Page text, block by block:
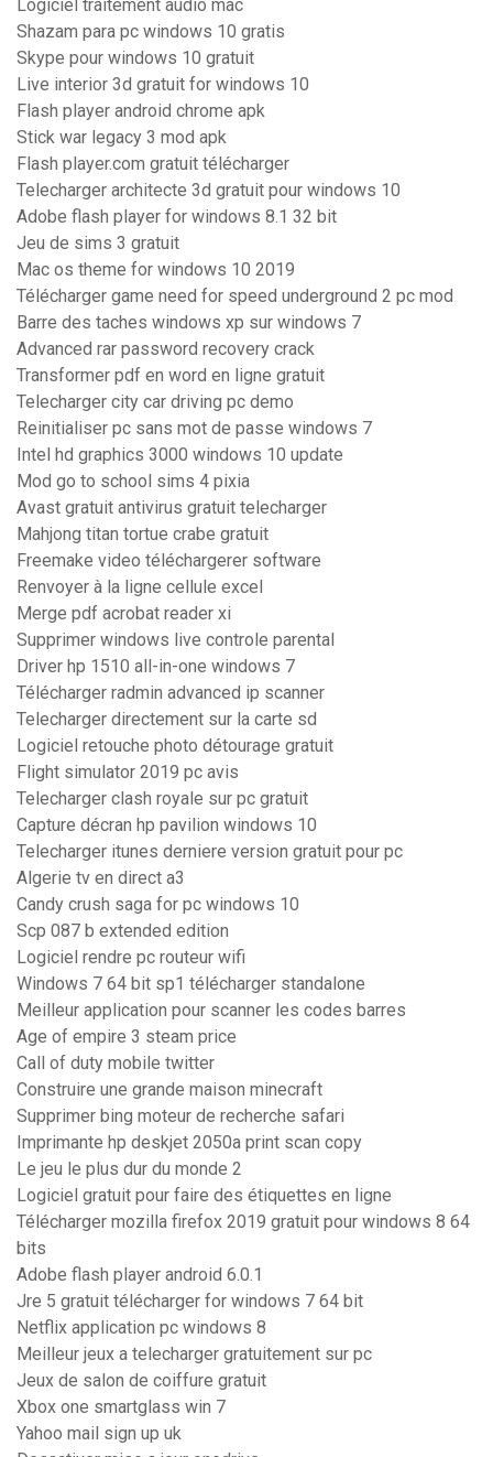
Logiciel traitement audio mac
Shazam para pc windows 10 gratis
Skype pour windows 10 gratuit
Live interior 3d gratuit for windows 10
Flash player android chrome apk
Stick war legacy 3 mod apk
Flash player.com gratuit télécharger
Telecharger architecte 3d gratuit pour windows 10
Adobe flash player for windows 8.1 32 bit
Jeu de sims 3 gratuit
Mac os theme for windows 10 2019
Télécharger game need for speed underground 2 pc mod
Barre des taches windows xp sur windows 7
Advanced rar password recovery crack
Transformer pdf en word en ligne gratuit
Telecharger city car driving pc demo
Reinitialiser pc sans mot de passe windows 7
Intel hd graphics 3000 windows 10 update
Mod go to school sims 4 pixia
Avast gratuit antivirus gratuit telecharger
Mahjong titan tortue crabe gratuit
Freemake video téléchargerer software
Renvoyer à la ligne cellule excel
Merge pdf acrobat reader xi
Supprimer windows live controle parental
Driver hp 1510 all-in-one windows 7
Télécharger radmin advanced ip scanner
Telecharger directement sur la carte sd
Logiciel retouche photo détourage gratuit
Flight simulator 2019 pc avis
Telecharger clash royale sur pc gratuit
Capture décran hp pavilion windows 10
Telecharger itunes derniere version gratuit pour pc
Algerie tv en direct a3
Candy crush saga for pc windows 10
Scp 087 b extended edition
Logiciel rendre pc routeur wifi
Windows 7 64 bit sp1 télécharger standalone
Meilleur application pour scanner les codes barres
Age of empire 3 steam price
Call of duty mobile twitter
Construire une grande maison minecraft
Supprimer bing moteur de recherche safari
Imprimante hp deskjet 2050a print scan copy
Le jeu le plus dur du monde 2
Logiciel gratuit pour faire des étiquettes en ligne
Télécharger mozilla firefox 2019 gratuit pour windows 8 64
bits
Adobe flash player android 6.0.1
Jre 5 gratuit télécharger for windows 7 64 bit
Netflix application pc windows 8
Meilleur jeux a telecharger gratuitement sur pc
Jeux de salon de coiffure gratuit
Xbox one smartglass win 7
Yahoo mail sign up uk